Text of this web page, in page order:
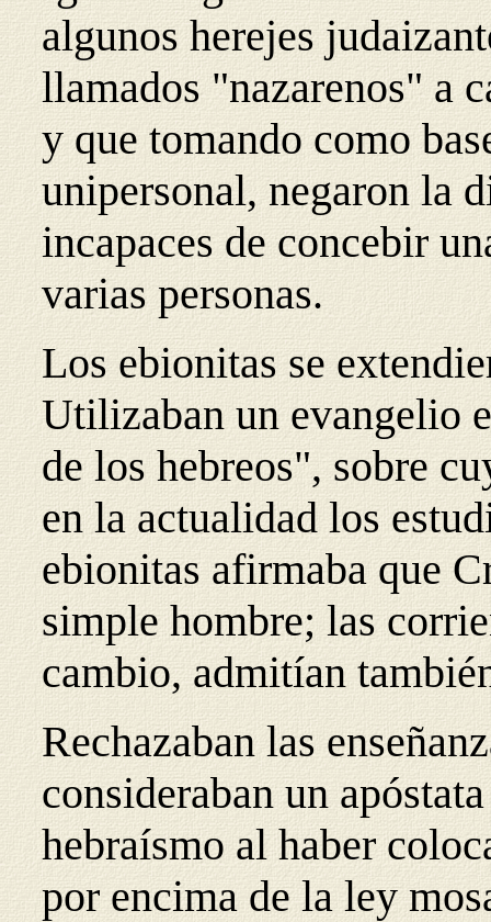
algunos herejes
llamados "nazarenos" a
y que tomando como
unipersonal, negaron la
incapaces de concebir
varias personas.
Los ebionitas se
Utilizaban un evangelio
de los hebreos", sobre
en la actualidad los
ebionitas afirmaba que
simple hombre; las
cambio, admitían
Rechazaban las
consideraban un
hebraísmo al haber
por encima de la ley